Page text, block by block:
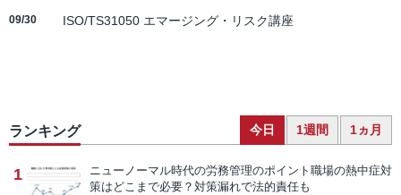
09/30 ISO/TS31050 エマージング・リスク講座
ランキング 今日 1週間 1ヵ月
1 ニューノーマル時代の労務管理のポイント 職場の熱中症対
策はどこまで必要？対策漏れで法的責任も